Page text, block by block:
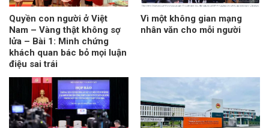
Quyền con người ở Việt
Nam – Vàng thật không sợ
lửa – Bài 1: Minh chứng
khách quan bác bỏ mọi luận
điệu sai trái
Vì một không gian mạng
nhân văn cho mỗi người